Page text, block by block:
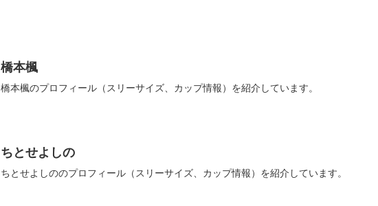
橋本楓
橋本楓のプロフィール（スリーサイズ、カップ情報）を紹介しています。
ちとせよしの
ちとせよしののプロフィール（スリーサイズ、カップ情報）を紹介しています。